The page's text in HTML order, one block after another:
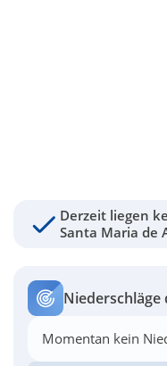
Derzeit liegen
Santa Maria de
Niederschläge
Momentan kein